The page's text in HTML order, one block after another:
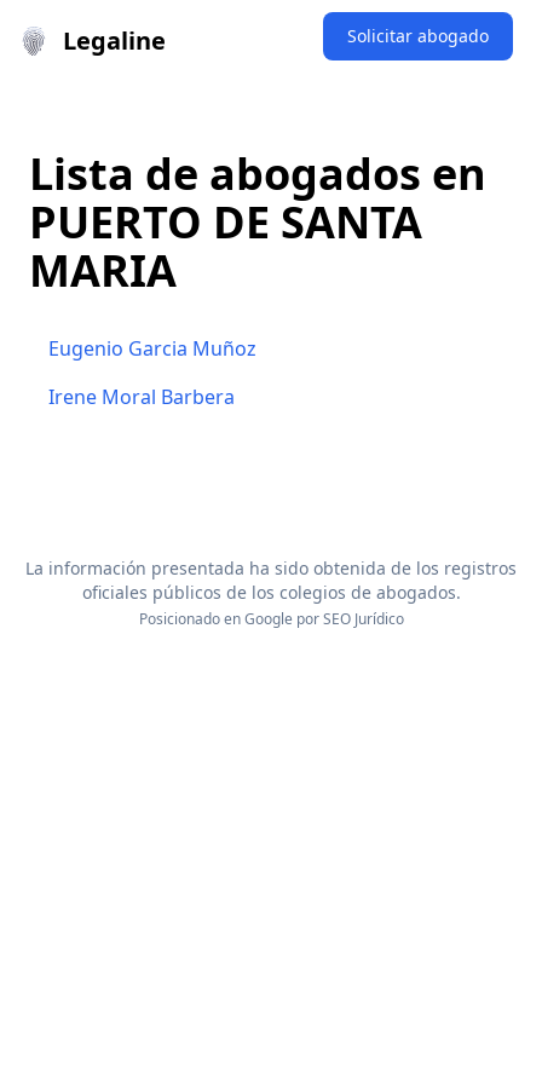
Legaline Solicitar abogado
Lista de abogados en
PUERTO DE SANTA
MARIA
Eugenio Garcia Muñoz
Irene Moral Barbera
La información presentada ha sido obtenida de los registros
oficiales públicos de los colegios de abogados.
Posicionado en Google porSEO Jurídico